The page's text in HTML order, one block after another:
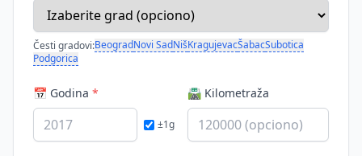
Česti gradovi:BeogradNovi SadNišKragujevacŠabacSubotica
Podgorica
📅 Godina *
±1g
🛣️ Kilometraža